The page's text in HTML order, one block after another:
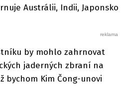
Austrálii, Indii, Japonsko
by mohlo zahrnovat
jaderných zbraní na
bychom Kim Čong-unovi